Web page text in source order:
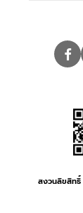
สงวนลิขสิท